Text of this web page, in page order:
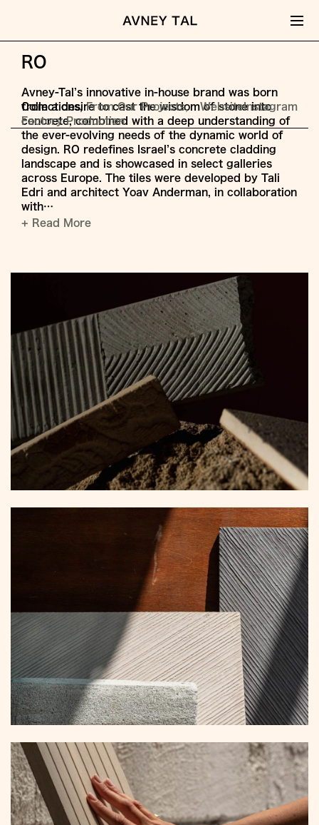
RO
Collections
From Our Projects
Factory Production
WebsiteInstagram
Avney-Tal’s innovative in-house brand was born
from a desire to cast the wisdom of stone into
concrete, combined with a deep understanding of
the ever-evolving needs of the dynamic world of
design. RO redefines Israel’s concrete cladding
landscape and is showcased in select galleries
across Europe. The tiles were developed by Tali
Edri and architect Yoav Anderman, in collaboration
with…
+ Read More